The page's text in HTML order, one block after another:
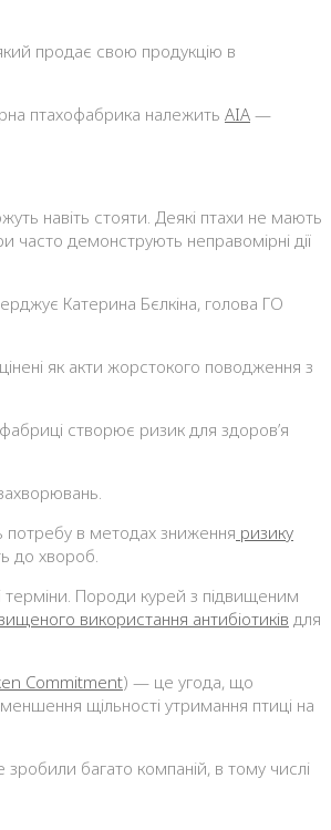
птахофабрика належить AIA —
навіть стояти. Деякі птахи не мають
часто демонструють неправомірні дії
Катерина Бєлкіна, голова ГО
як акти жорстокого поводження з
створює ризик для здоров’я
потребу в методах зниження ризику
до хвороб.
терміни. Породи курей з підвищеним
використання антибіотиків для
Commitment) — це угода, що
щільності утримання птиці на
багато компаній, в тому числі